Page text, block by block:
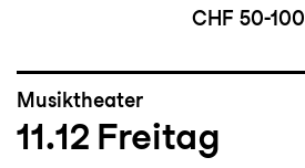
CHF 50-100
Musiktheater
11.12 Freitag